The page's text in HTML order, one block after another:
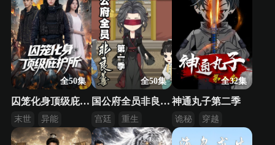
全50集
囚笼化身顶级庇护所
末世
异能
囤物资
全50集
国公府全员非良善 第1季
宫廷
重生
逆袭
全32集
神通丸子第二季
诡秘
穿越
异能